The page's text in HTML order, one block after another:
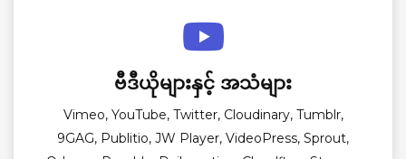
ဗီဒီယိုများနှင့် အသံများ
Vimeo, YouTube, Twitter, Cloudinary, Tumblr,
9GAG, Publitio, JW Player, VideoPress, Sprout,